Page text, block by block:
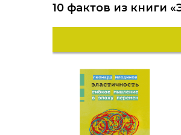
10 фактов из книги